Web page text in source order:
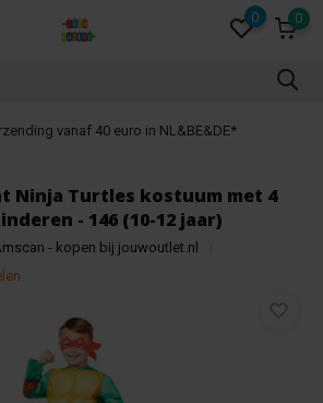
0 0
vanaf 40 euro in NL&BE&DE*
Ninja Turtles kostuum met 4
- 146 (10-12 jaar)
- kopen bij jouwoutlet.nl